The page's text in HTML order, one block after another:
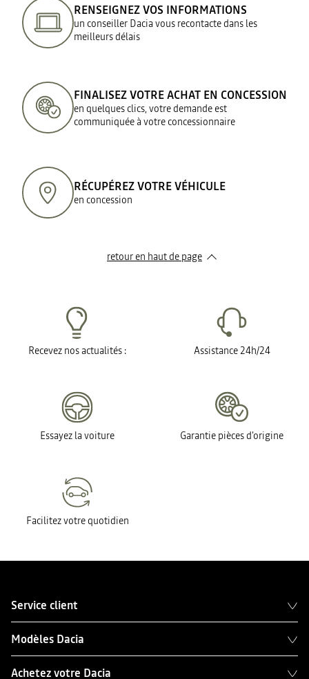
RENSEIGNEZ VOS INFORMATIONS
un conseiller Dacia vous recontacte dans les
meilleurs délais
FINALISEZ VOTRE ACHAT EN CONCESSION
en quelques clics, votre demande est
communiquée à votre concessionnaire
RÉCUPÉREZ VOTRE VÉHICULE
en concession
retour en haut de page​
Recevez nos actualités : Assistance 24h/24
Essayez la voiture Garantie pièces d'origine
Facilitez votre quotidien
Service client
Modèles Dacia
Achetez votre Dacia